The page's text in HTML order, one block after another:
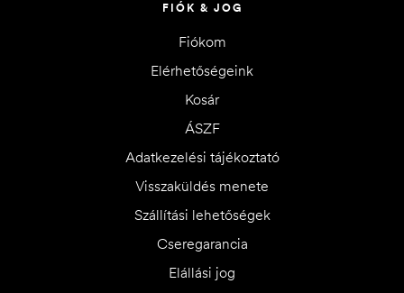
FIÓK & JOG
Fiókom
Elérhetőségeink
Kosár
ÁSZF
Adatkezelési tájékoztató
Visszaküldés menete
Szállítási lehetőségek
Cseregarancia
Elállási jog